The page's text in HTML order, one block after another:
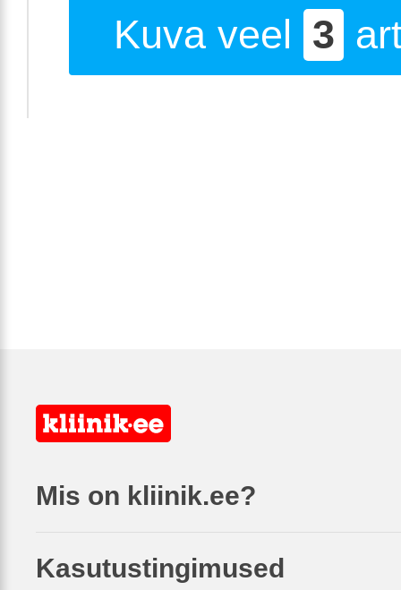
Kuva veel 3
Mis on kliinik.ee?
Kasutustingimused